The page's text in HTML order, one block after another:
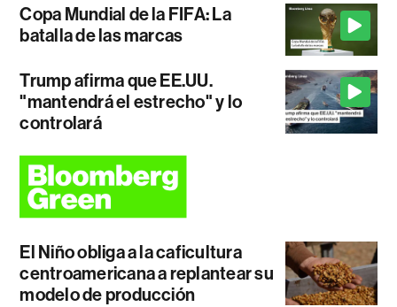
Copa Mundial de la FIFA: La
batalla de las marcas
Trump afirma que EE.UU.
"mantendrá el estrecho" y lo
controlará
El Niño obliga a la caficultura
centroamericana a replantear su
modelo de producción